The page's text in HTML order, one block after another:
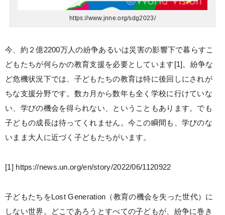
https://www.jnne.org/sdg2023/
今、約２億2200万人の紛争あるいは災害の影響下で暮らすこ
どもたちが何らかの教育支援を必要としています[1]。紛争な
ど危機状況下では、子どもたちの教育は特に後回しにされが
ちな支援分野です。数カ月から数年も全く学校に行けていな
い、学びの機会を得られない、ということもあります。でも
子どもの成長は待ってくれません。今この瞬間も、学びのな
いまま大人に近づく子どもたちがいます。
[1] https://news.un.org/en/story/2022/06/1120922
子どもたちをLost Generation（教育の機会を失った世代）に
しない世界。どこであろうとすべての子どもが、紛争に巻き